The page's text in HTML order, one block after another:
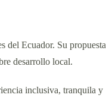
del Ecuador. Su propuesta
desarrollo local.
inclusiva, tranquila y